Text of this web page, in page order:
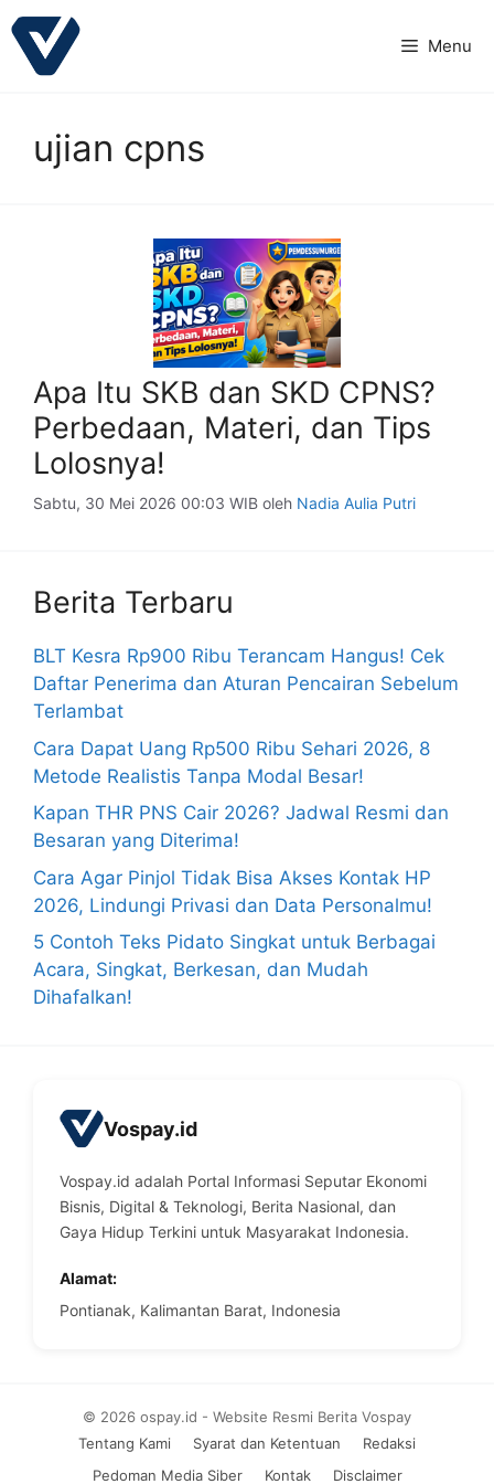
Langsung
ke
Menu
ujian cpns
Apa Itu SKB dan SKD CPNS?
Perbedaan, Materi, dan Tips
Lolosnya!
Sabtu, 30 Mei 2026 00:03 WIB oleh Nadia Aulia Putri
Berita Terbaru
BLT Kesra Rp900 Ribu Terancam Hangus! Cek
Daftar Penerima dan Aturan Pencairan Sebelum
Terlambat
Cara Dapat Uang Rp500 Ribu Sehari 2026, 8
Metode Realistis Tanpa Modal Besar!
Kapan THR PNS Cair 2026? Jadwal Resmi dan
Besaran yang Diterima!
Cara Agar Pinjol Tidak Bisa Akses Kontak HP
2026, Lindungi Privasi dan Data Personalmu!
5 Contoh Teks Pidato Singkat untuk Berbagai
Acara, Singkat, Berkesan, dan Mudah
Dihafalkan!
Vospay.id
Vospay.id adalah Portal Informasi Seputar Ekonomi
Bisnis, Digital & Teknologi, Berita Nasional, dan
Gaya Hidup Terkini untuk Masyarakat Indonesia.
Alamat:
Pontianak, Kalimantan Barat, Indonesia
Tentang Kami Syarat dan Ketentuan
Redaksi
Pedoman Media Siber
Kontak Disclaimer
© 2026 ospay.id - Website Resmi Berita Vospay